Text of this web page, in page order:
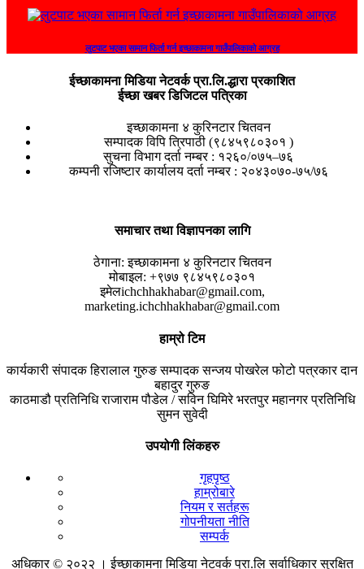
लुटपाट भएका सामान फिर्ता गर्न इच्छाकामना गाउँपालिकाको आग्रह
ईच्छाकामना मिडिया नेटवर्क प्रा.लि.द्धारा प्रकाशित
ईच्छा खबर डिजिटल पत्रिका
इच्छाकामना ४ कुरिनटार चितवन
सम्पादक विपि त्रिपाठी (९८४५९८०३०१ )
सुचना विभाग दर्ता नम्बर : १२६०/०७५–७६
कम्पनी रजिष्टार कार्यालय दर्ता नम्बर : २०४३०७०-७५/७६
समाचार तथा विज्ञापनका लागि
ठेगाना: इच्छाकामना ४ कुरिनटार चितवन
मोबाइल: +९७७ ९८४५९८०३०१
इमेलichchhakhabar@gmail.com,
marketing.ichchhakhabar@gmail.com
हाम्रो टिम
कार्यकारी संपादकहिरालाल गुरुङसम्पादकसन्जय पोखरेलफोटो पत्रकारदान
बहादुर गुरुङ
काठमाडौ प्रतिनिधिराजाराम पौडेल / सविन घिमिरेभरतपुर महानगर प्रतिनिधि
सुमन सुवेदी
उपयोगी लिंकहरु
गृहपृष्ठ
हाम्रोबारे
नियम र सर्तहरू
गोपनीयता नीति
सम्पर्क
अधिकार © २०२२ । ईच्छाकामना मिडिया नेटवर्क प्रा.लि सर्वाधिकार सुरक्षित